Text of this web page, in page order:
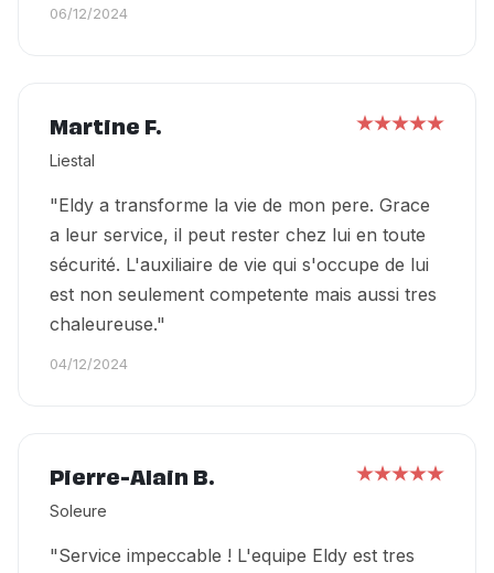
06/12/2024
Martine F.
Liestal
"Eldy a transforme la vie de mon pere. Grace
a leur service, il peut rester chez lui en toute
sécurité. L'auxiliaire de vie qui s'occupe de lui
est non seulement competente mais aussi tres
chaleureuse."
04/12/2024
Pierre-Alain B.
Soleure
"Service impeccable ! L'equipe Eldy est tres